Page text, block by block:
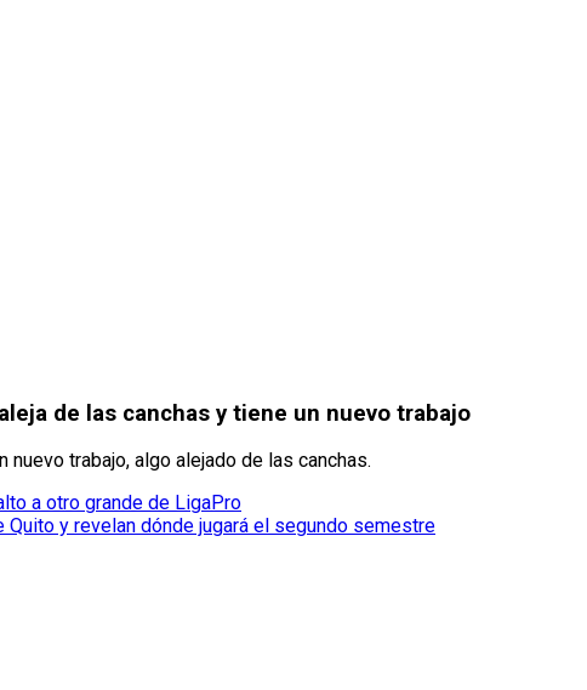
de las canchas y tiene un nuevo trabajo
nuevo trabajo, algo alejado de las canchas.
a otro grande de LigaPro
y revelan dónde jugará el segundo semestre